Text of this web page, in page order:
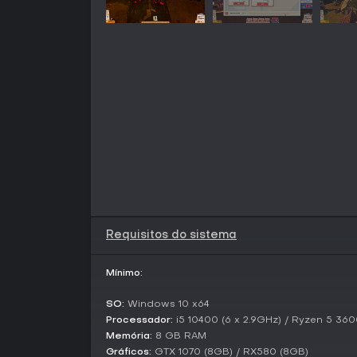
Requisitos do sistema
Mínimo:
SO: Windows 10 x64
Processador: i5 10400 (6 x 2.9GHz) / Ryzen 5
Memória: 8 GB RAM
Gráficos: GTX 1070 (8GB) / RX580 (8GB)